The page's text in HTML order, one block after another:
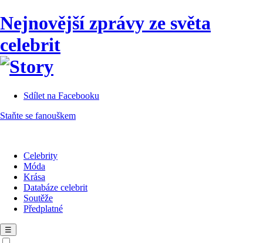
Nejnovější zprávy ze světa
celebrit
Sdílet na Facebooku
Staňte se fanouškem
Celebrity
Móda
Krása
Databáze celebrit
Soutěže
Předplatné
☰